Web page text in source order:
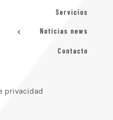
Servicios
Noticias news
Contacto
privacidad